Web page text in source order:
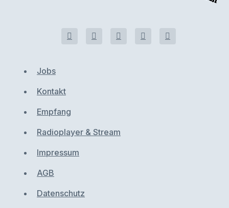
Jobs
Kontakt
Empfang
Radioplayer & Stream
Impressum
AGB
Datenschutz